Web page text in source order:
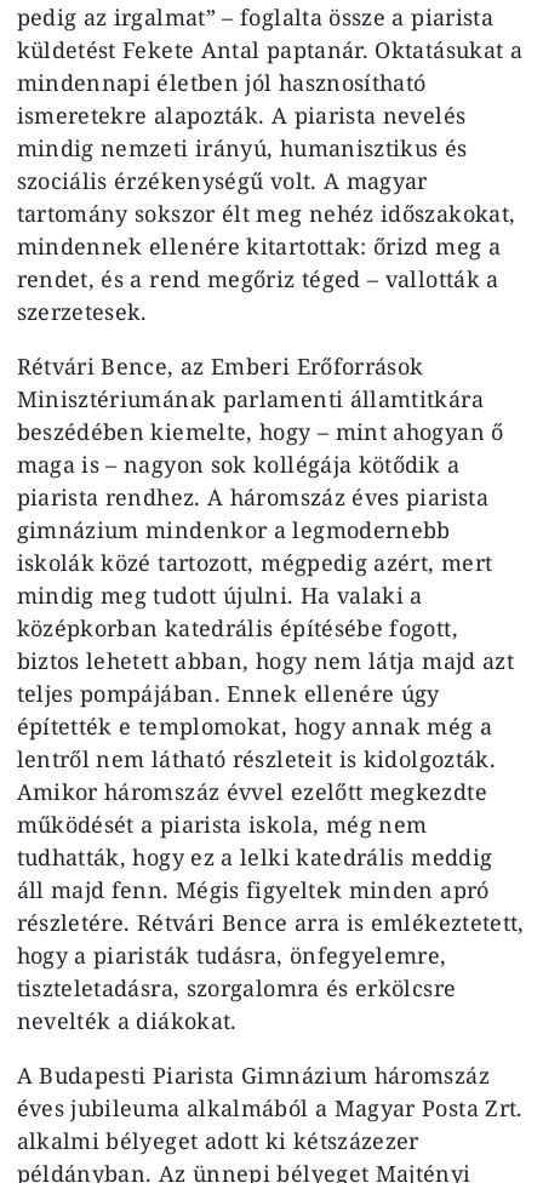
pedig az irgalmat” – foglalta össze a piarista
küldetést Fekete Antal paptanár. Oktatásukat a
mindennapi életben jól hasznosítható
ismeretekre alapozták. A piarista nevelés
mindig nemzeti irányú, humanisztikus és
szociális érzékenységű volt. A magyar
tartomány sokszor élt meg nehéz időszakokat,
mindennek ellenére kitartottak: őrizd meg a
rendet, és a rend megőriz téged – vallották a
szerzetesek.
Rétvári Bence, az Emberi Erőforrások
Minisztériumának parlamenti államtitkára
beszédében kiemelte, hogy – mint ahogyan ő
maga is – nagyon sok kollégája kötődik a
piarista rendhez. A háromszáz éves piarista
gimnázium mindenkor a legmodernebb
iskolák közé tartozott, mégpedig azért, mert
mindig meg tudott újulni. Ha valaki a
középkorban katedrális építésébe fogott,
biztos lehetett abban, hogy nem látja majd azt
teljes pompájában. Ennek ellenére úgy
építették e templomokat, hogy annak még a
lentről nem látható részleteit is kidolgozták.
Amikor háromszáz évvel ezelőtt megkezdte
működését a piarista iskola, még nem
tudhatták, hogy ez a lelki katedrális meddig
áll majd fenn. Mégis figyeltek minden apró
részletére. Rétvári Bence arra is emlékeztetett,
hogy a piaristák tudásra, önfegyelemre,
tiszteletadásra, szorgalomra és erkölcsre
nevelték a diákokat.
A Budapesti Piarista Gimnázium háromszáz
éves jubileuma alkalmából a Magyar Posta Zrt.
alkalmi bélyeget adott ki kétszázezer
példányban. Az ünnepi bélyeget Majtényi